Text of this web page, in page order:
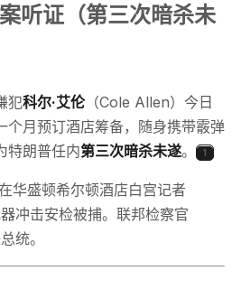
听证（第三次暗杀未
犯科尔·艾伦（Cole Allen）今日
个月预订酒店筹备，随身携带霰弹
朗普任内第三次暗杀未遂。 1
华盛顿希尔顿酒店白宫记者
冲击安检被捕。联邦检察官
统。